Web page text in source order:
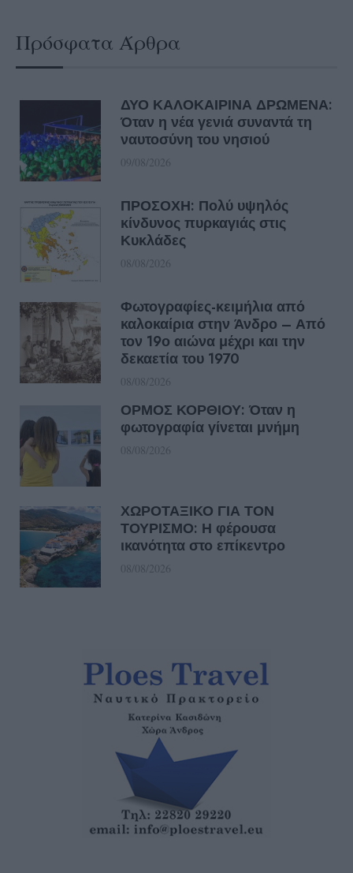
Πρόσφατα Άρθρα
ΔΥΟ ΚΑΛΟΚΑΙΡΙΝΑ ΔΡΩΜΕΝΑ:
Όταν η νέα γενιά συναντά τη
ναυτοσύνη του νησιού
09/08/2026
ΠΡΟΣΟΧΗ: Πολύ υψηλός
κίνδυνος πυρκαγιάς στις
Κυκλάδες
08/08/2026
Φωτογραφίες-κειμήλια από
καλοκαίρια στην Άνδρο – Από
τον 19ο αιώνα μέχρι και την
δεκαετία του 1970
08/08/2026
ΟΡΜΟΣ ΚΟΡΘΙΟΥ: Όταν η
φωτογραφία γίνεται μνήμη
08/08/2026
ΧΩΡΟΤΑΞΙΚΟ ΓΙΑ ΤΟΝ
ΤΟΥΡΙΣΜΟ: Η φέρουσα
ικανότητα στο επίκεντρο
08/08/2026